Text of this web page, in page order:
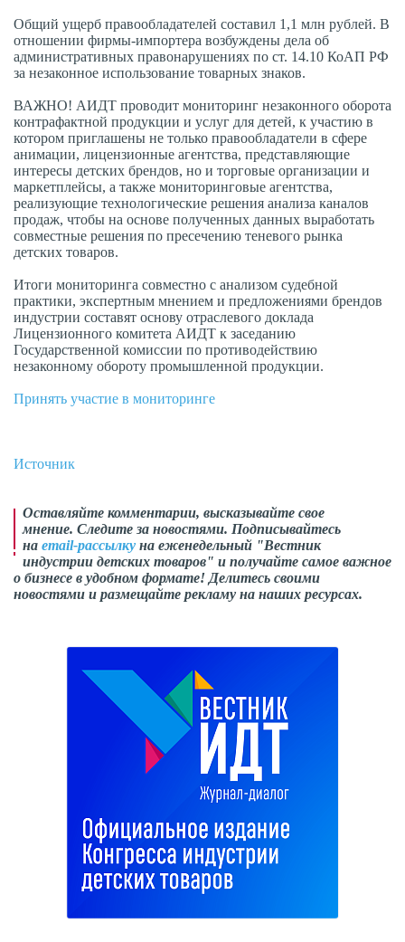
Общий ущерб правообладателей составил 1,1 млн рублей. В
отношении фирмы-импортера возбуждены дела об
административных правонарушениях по ст. 14.10 КоАП РФ
за незаконное использование товарных знаков.
ВАЖНО! АИДТ проводит мониторинг незаконного оборота
контрафактной продукции и услуг для детей, к участию в
котором приглашены не только правообладатели в сфере
анимации, лицензионные агентства, представляющие
интересы детских брендов, но и торговые организации и
маркетплейсы, а также мониторинговые агентства,
реализующие технологические решения анализа каналов
продаж, чтобы на основе полученных данных выработать
совместные решения по пресечению теневого рынка
детских товаров.
Итоги мониторинга совместно с анализом судебной
практики, экспертным мнением и предложениями брендов
индустрии составят основу отраслевого доклада
Лицензионного комитета АИДТ к заседанию
Государственной комиссии по противодействию
незаконному обороту промышленной продукции.
Принять участие в мониторинге
Источник
Оставляйте комментарии, высказывайте свое
мнение. Следите за новостями. Подписывайтесь
на email-рассылку на еженедельный "Вестник
индустрии детских товаров" и получайте самое важное
о бизнесе в удобном формате! Делитесь своими
новостями и размещайте рекламу на наших ресурсах.